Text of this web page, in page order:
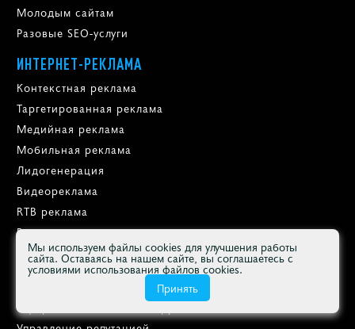
Молодым сайтам
Разовые SEO-услуги
ИНТЕРНЕТ-РЕКЛАМА
Контекстная реклама
Таргетированная реклама
Медийная реклама
Мобильная реклама
Лидогенерация
Видеореклама
RTB реклама
Ретаргетинг
SMM ПРОДВИЖЕНИЕ
Оформление и ведение групп
Мы используем файлы cookies для улучшения работы
сайта. Оставаясь на нашем сайте, вы соглашаетесь с
условиями использования файлов cookies.
Принять